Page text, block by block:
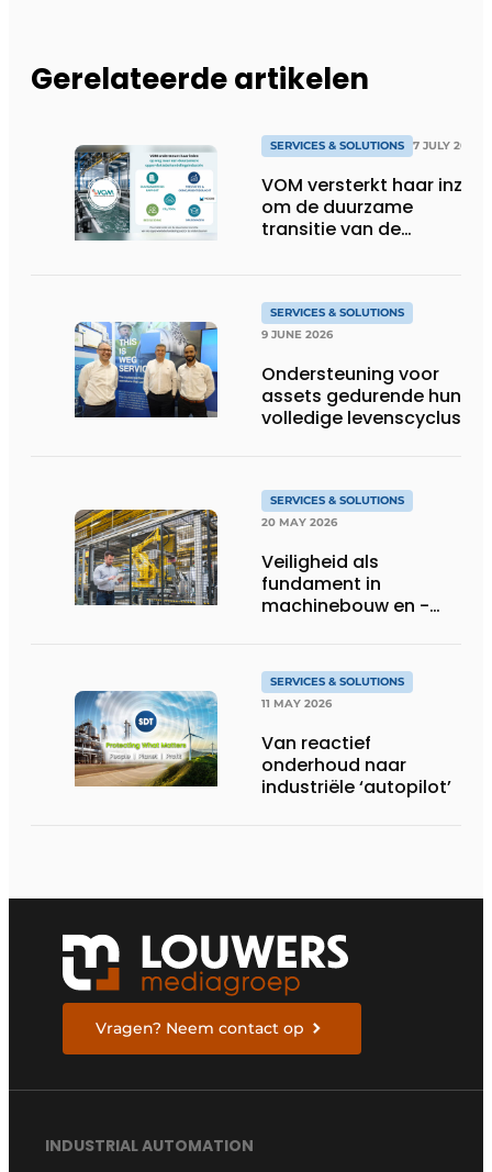
Gerelateerde artikelen
SERVICES & SOLUTIONS 7 JULY 2026
VOM versterkt haar inzet
om de duurzame
transitie van de
SERVICES & SOLUTIONS
9 JUNE 2026
Ondersteuning voor
assets gedurende hun
volledige levenscyclus
SERVICES & SOLUTIONS
20 MAY 2026
Veiligheid als
fundament in
machinebouw en -
SERVICES & SOLUTIONS
11 MAY 2026
Van reactief
onderhoud naar
industriële ‘autopilot’
Vragen? Neem contact op
INDUSTRIAL AUTOMATION